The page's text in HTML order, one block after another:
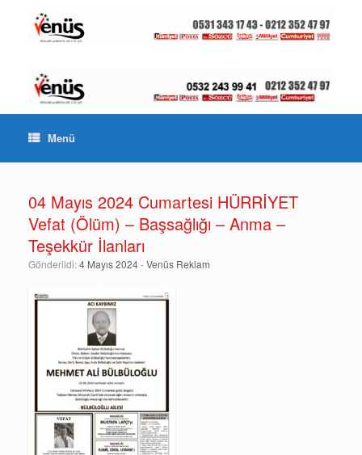
Menü
04 Mayıs 2024 Cumartesi HÜRRİYET
Vefat (Ölüm) – Başsağlığı – Anma –
Teşekkür İlanları
Gönderildi:4 Mayıs 2024-Venüs Reklam